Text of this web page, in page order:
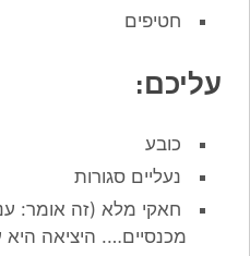
חטיפים
עליכם:
כובע
נעליים סגורות
חאקי מלא (זה אומר:
מכנסיים…. היציאה